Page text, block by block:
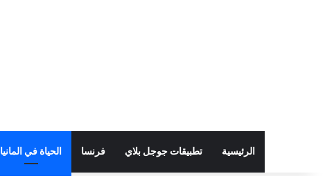
الرئيسية تطبيقات جوجل بلاي فرنسا الحياة في المانيا